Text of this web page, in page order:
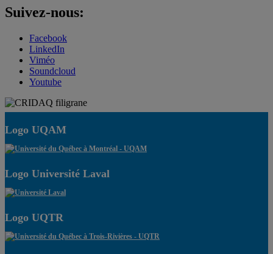
Suivez-nous:
Facebook
LinkedIn
Viméo
Soundcloud
Youtube
Logo UQAM
Logo Université Laval
Logo UQTR